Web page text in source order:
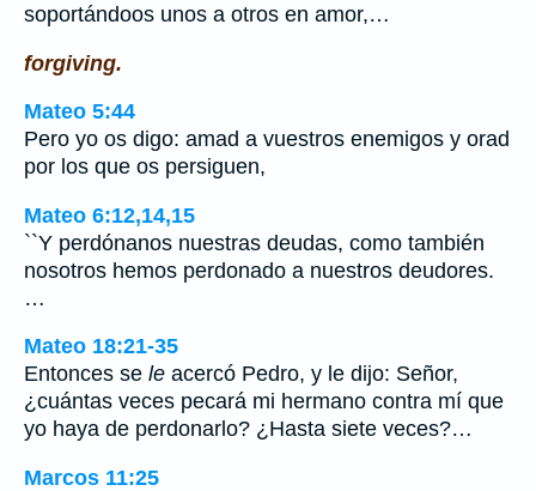
soportándoos unos a otros en amor,…
forgiving.
Mateo 5:44
Pero yo os digo: amad a vuestros enemigos y orad
por los que os persiguen,
Mateo 6:12,14,15
``Y perdónanos nuestras deudas, como también
nosotros hemos perdonado a nuestros deudores.
…
Mateo 18:21-35
Entonces se le acercó Pedro, y le dijo: Señor,
¿cuántas veces pecará mi hermano contra mí que
yo haya de perdonarlo? ¿Hasta siete veces?…
Marcos 11:25